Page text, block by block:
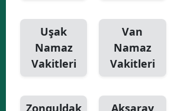
Uşak
Namaz
Vakitleri
Van
Namaz
Vakitleri
Zonguldak
Aksaray